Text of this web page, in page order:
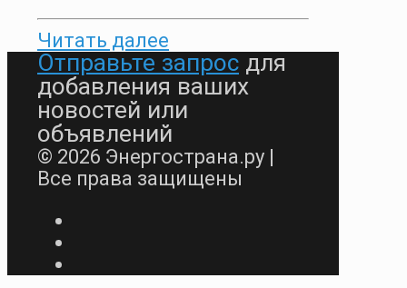
Читать далее
Отправьте запрос для
добавления ваших
новостей или
объявлений
© 2026 Энергострана.ру |
Все права защищены